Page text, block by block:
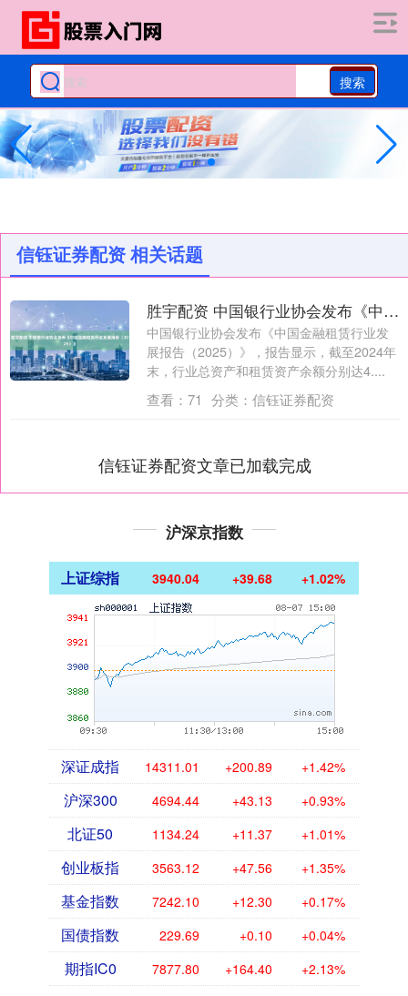
搜索
信钰证券配资 相关话题
胜宇配资 中国银行业协会发布《中国金融租赁行业发展报告（2025）》
中国银行业协会发布《中国金融租赁行业发
展报告（2025）》，报告显示，截至2024年
末，行业总资产和租赁资产余额分别达4....
查看： 71 分类： 信钰证券配资
信钰证券配资文章已加载完成
沪深京指数
上证综指 3940.04 +39.68 +1.02%
深证成指 14311.01 +200.89 +1.42%
沪深300 4694.44 +43.13 +0.93%
北证50 1134.24 +11.37 +1.01%
创业板指 3563.12 +47.56 +1.35%
基金指数 7242.10 +12.30 +0.17%
国债指数 229.69 +0.10 +0.04%
期指IC0 7877.80 +164.40 +2.13%